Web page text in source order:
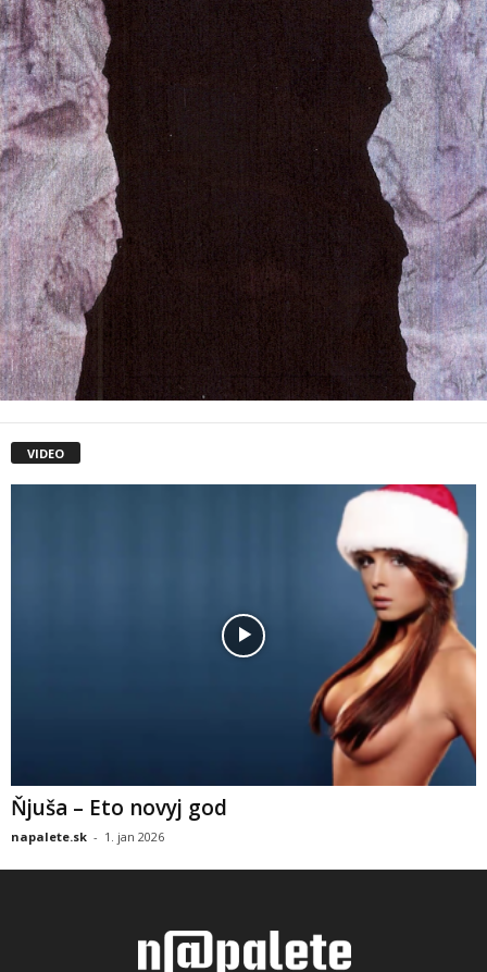
VIDEO
Ňjuša – Eto novyj god
napalete.sk - 1. jan 2026